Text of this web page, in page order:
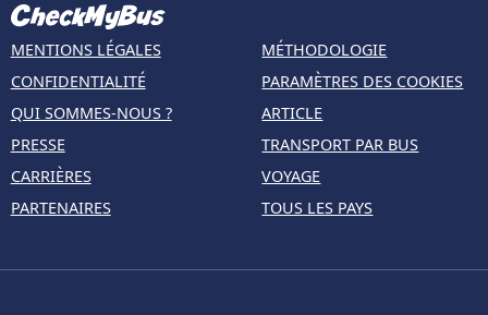
MENTIONS LÉGALES
CONFIDENTIALITÉ
QUI SOMMES-NOUS ?
PRESSE
CARRIÈRES
PARTENAIRES
MÉTHODOLOGIE
PARAMÈTRES DES COOKIES
ARTICLE
TRANSPORT PAR BUS
VOYAGE
TOUS LES PAYS